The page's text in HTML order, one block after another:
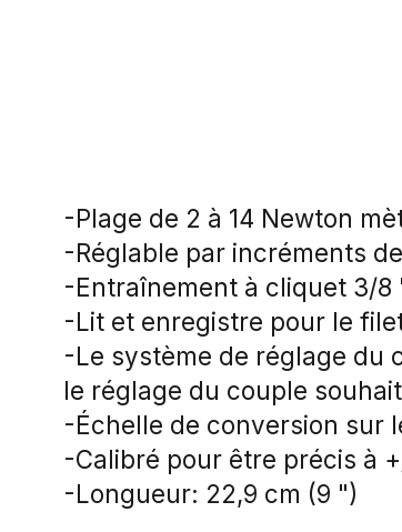
-Plage de 2 à 14 Newton
-Réglable par incréments
-Entraînement à cliquet 3/8
-Lit et enregistre pour le
-Le système de réglage du
le réglage du couple
-Échelle de conversion sur
-Calibré pour être précis à
-Longueur: 22,9 cm (9 ")